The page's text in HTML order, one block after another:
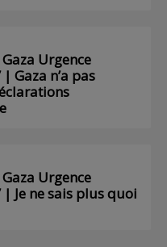
Urgence
| Gaza n’a pas
Urgence
| Je ne sais plus quoi